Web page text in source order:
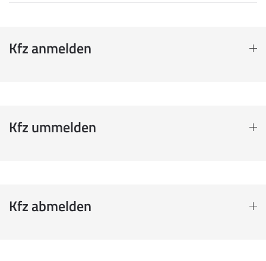
Kfz anmelden
Kfz ummelden
Kfz abmelden